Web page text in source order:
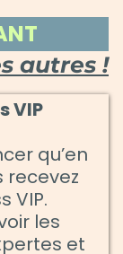
autres !
VIP
qu’en
recevez
VIP.
les
et